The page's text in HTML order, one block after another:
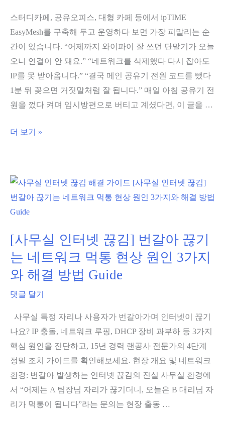
스터디카페, 공유오피스, 대형 카페 등에서 ipTIME
EasyMesh를 구축해 두고 운영하다 보면 가장 피말리는 순
간이 있습니다. “어제까지 와이파이 잘 쓰던 단말기가 오늘
오니 연결이 안 돼요.” “네트워크를 삭제했다 다시 잡아도
IP를 못 받아옵니다.” “결국 메인 공유기 전원 코드를 뺐다
1분 뒤 꽂으면 거짓말처럼 잘 됩니다.” 매일 아침 공유기 전
원을 껐다 켜며 임시방편으로 버티고 계셨다면, 이 글을 …
[ipTIME
일
코
드
를
뽑
으
나
요?”
Wi-
Fi
재
접
속
더 보기 »
[사무실 인터넷 끊김] 번갈아 끊기
는 네트워크 먹통 현상 원인 3가지
와 해결 방법 Guide
댓글 달기
사무실 특정 자리나 사용자가 번갈아가며 인터넷이 끊기
나요? IP 충돌, 네트워크 루핑, DHCP 장비 과부하 등 3가지
핵심 원인을 진단하고, 15년 경력 랜공사 전문가의 4단계
정밀 조치 가이드를 확인해보세요. 현장 개요 및 네트워크
환경: 번갈아 발생하는 인터넷 끊김의 진실 사무실 환경에
서 “어제는 A 팀장님 자리가 끊기더니, 오늘은 B 대리님 자
리가 먹통이 됩니다”라는 문의는 현장 출동 …